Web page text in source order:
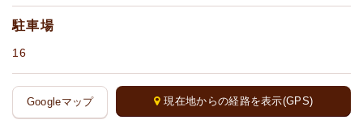
駐車場
16
Googleマップ 現在地からの経路を表示(GPS)